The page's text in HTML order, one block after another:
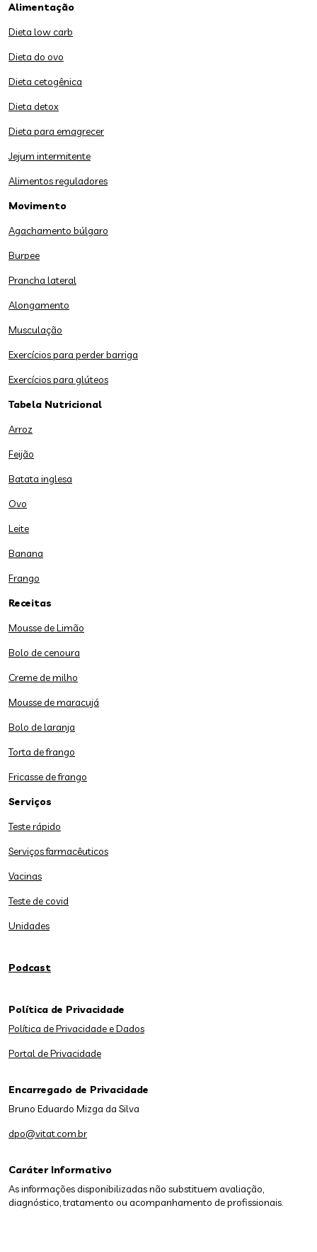
Alimentação
Dieta low carb
Dieta do ovo
Dieta cetogênica
Dieta detox
Dieta para emagrecer
Jejum intermitente
Alimentos reguladores
Movimento
Agachamento búlgaro
Burpee
Prancha lateral
Alongamento
Musculação
Exercícios para perder barriga
Exercícios para glúteos
Tabela Nutricional
Arroz
Feijão
Batata inglesa
Ovo
Leite
Banana
Frango
Receitas
Mousse de Limão
Bolo de cenoura
Creme de milho
Mousse de maracujá
Bolo de laranja
Torta de frango
Fricasse de frango
Serviços
Teste rápido
Serviços farmacêuticos
Vacinas
Teste de covid
Unidades
Podcast
Caráter Informativo
As informações disponibilizadas não substituem avaliação,
diagnóstico, tratamento ou acompanhamento de profissionais.
Política de Privacidade
Política de Privacidade e Dados
Portal de Privacidade
Encarregado de Privacidade
Bruno Eduardo Mizga da Silva
dpo@vitat.com.br